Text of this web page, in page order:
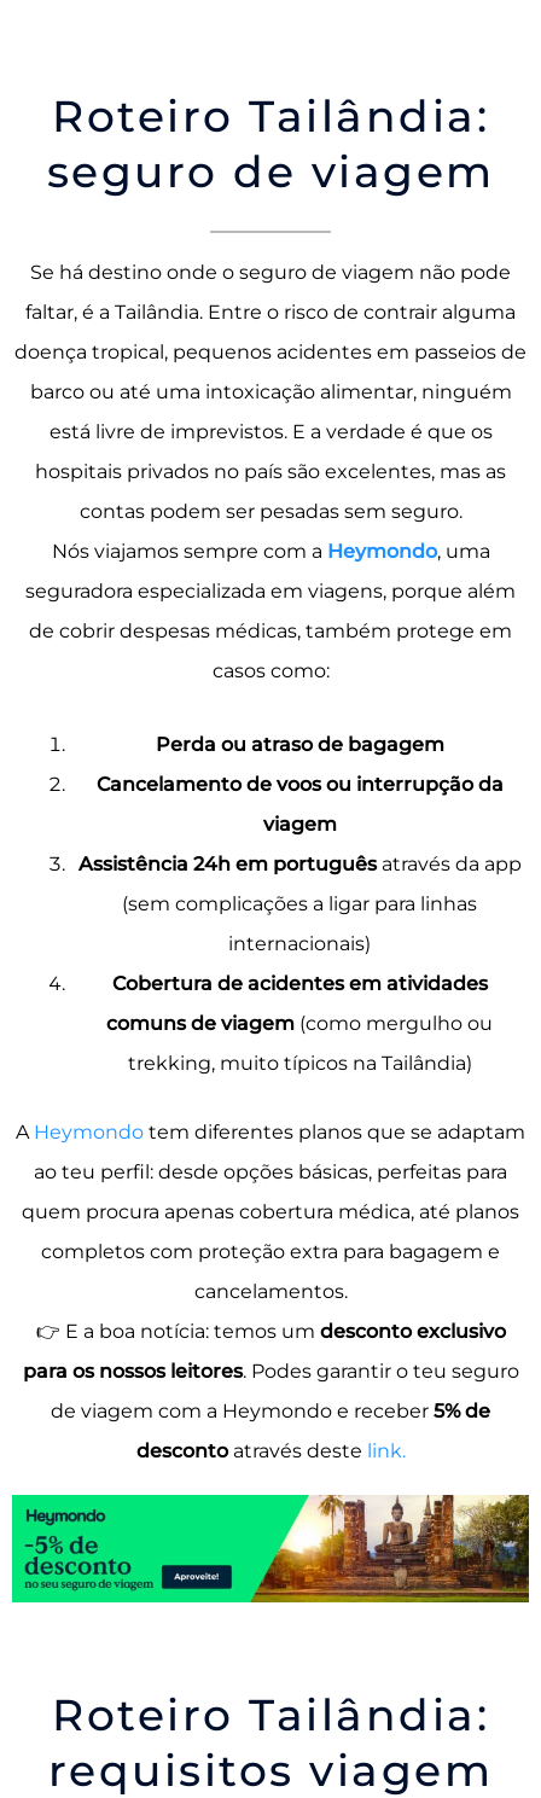
Roteiro Tailândia:
seguro de viagem
Se há destino onde o seguro de viagem não pode
faltar, é a Tailândia. Entre o risco de contrair alguma
doença tropical, pequenos acidentes em passeios de
barco ou até uma intoxicação alimentar, ninguém
está livre de imprevistos. E a verdade é que os
hospitais privados no país são excelentes, mas as
contas podem ser pesadas sem seguro.
Nós viajamos sempre com a Heymondo, uma
seguradora especializada em viagens, porque além
de cobrir despesas médicas, também protege em
casos como:
Perda ou atraso de bagagem
Cancelamento de voos ou interrupção da
viagem
Assistência 24h em portuguêsatravés da app
(sem complicações a ligar para linhas
internacionais)
Cobertura de acidentes em atividades
comuns de viagem (como mergulho ou
trekking, muito típicos na Tailândia)
A Heymondo tem diferentes planos que se adaptam
ao teu perfil: desde opções básicas, perfeitas para
quem procura apenas cobertura médica, até planos
completos com proteção extra para bagagem e
cancelamentos.
👉 E a boa notícia: temos um desconto exclusivo
para os nossos leitores. Podes garantir o teu seguro
de viagem com a Heymondo e receber 5% de
descontoatravés deste link.
Roteiro Tailândia:
requisitos viagem